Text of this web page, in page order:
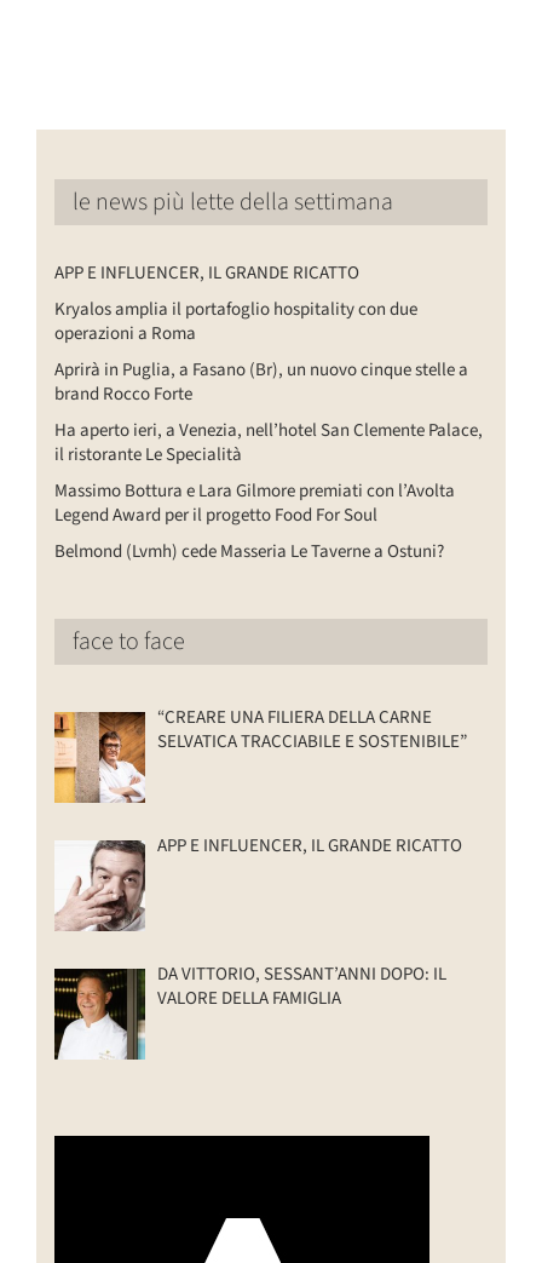
le news più lette della settimana
APP E INFLUENCER, IL GRANDE RICATTO
Kryalos amplia il portafoglio hospitality con due
operazioni a Roma
Aprirà in Puglia, a Fasano (Br), un nuovo cinque stelle a
brand Rocco Forte
Ha aperto ieri, a Venezia, nell’hotel San Clemente Palace,
il ristorante Le Specialità
Massimo Bottura e Lara Gilmore premiati con l’Avolta
Legend Award per il progetto Food For Soul
Belmond (Lvmh) cede Masseria Le Taverne a Ostuni?
face to face
“CREARE UNA FILIERA DELLA CARNE
SELVATICA TRACCIABILE E SOSTENIBILE”
APP E INFLUENCER, IL GRANDE RICATTO
DA VITTORIO, SESSANT’ANNI DOPO: IL
VALORE DELLA FAMIGLIA